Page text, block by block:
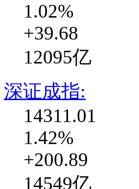
1.02%
+39.68
12095亿
深证成指:
14311.01
1.42%
+200.89
14549亿